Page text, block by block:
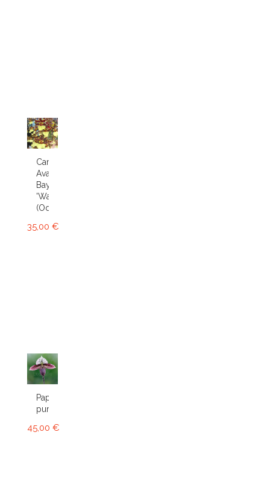
Cambria
Avalon
Bay
'Wasp'
(Odcdm.)
35,00 €
Paphiopedilum
purpuratum
45,00 €